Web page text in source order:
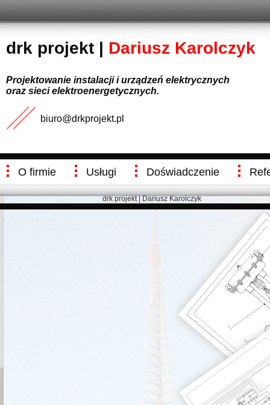
drk projekt | Dariusz Karolczyk
Projektowanie instalacji i urządzeń elektrycznych
oraz sieci elektroenergetycznych.
biuro@drkprojekt.pl
O firmie Usługi Doświadczenie
drk projekt | Dariusz Karolczyk